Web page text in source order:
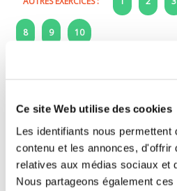
Ce site Web utilise des cookies
Les identifiants nous permettent
contenu et les annonces, d'offrir
relatives aux médias sociaux et
Nous partageons également
8 9 10
Replace les lettres de
ordre.
Indice : Coule